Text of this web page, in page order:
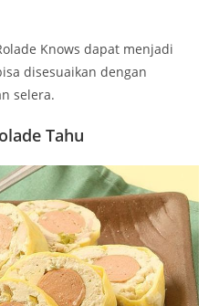
Knows dapat menjadi
disesuaikan dengan
selera.
Tahu